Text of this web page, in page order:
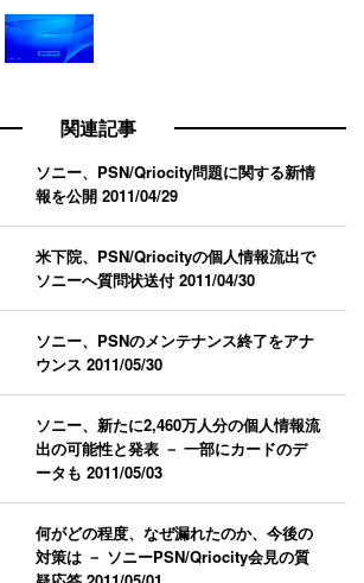
関連記事
ソニー、PSN/Qriocity問題に関する新情
報を公開2011/04/29
米下院、PSN/Qriocityの個人情報流出で
ソニーへ質問状送付2011/04/30
ソニー、PSNのメンテナンス終了をアナ
ウンス2011/05/30
ソニー、新たに2,460万人分の個人情報流
出の可能性と発表 － 一部にカードのデ
ータも2011/05/03
何がどの程度、なぜ漏れたのか、今後の
対策は － ソニーPSN/Qriocity会見の質